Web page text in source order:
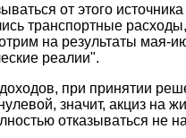
от этого
транспортные
на результаты
реалии".
при принятии
значит, акциз на
отказываться не